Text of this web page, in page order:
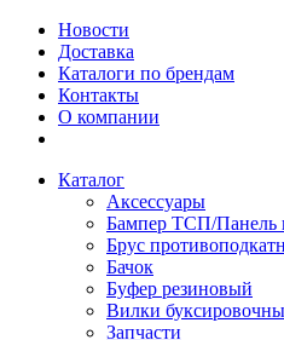
Новости
Доставка
Каталоги по брендам
Контакты
О компании
Каталог
Аксессуары
Бампер ТСП/Панель
Брус
Бачок
Буфер резиновый
Вилки
Запчасти